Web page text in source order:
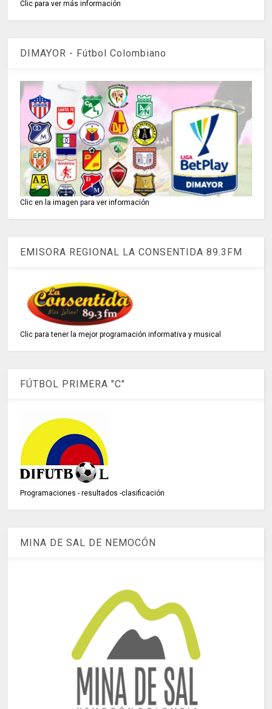
Clic para ver más información
DIMAYOR - Fútbol Colombiano
Clic en la imagen para ver información
EMISORA REGIONAL LA CONSENTIDA 89.3FM
Clic para tener la mejor programación informativa y musical
FÚTBOL PRIMERA "C"
Programaciones - resultados -clasificación
MINA DE SAL DE NEMOCÓN